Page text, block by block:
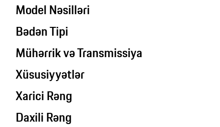
Model Nəsilləri
Bədən Tipi
Mühərrik və Transmissiya
Xüsusiyyətlər
Xarici Rəng
Daxili Rəng